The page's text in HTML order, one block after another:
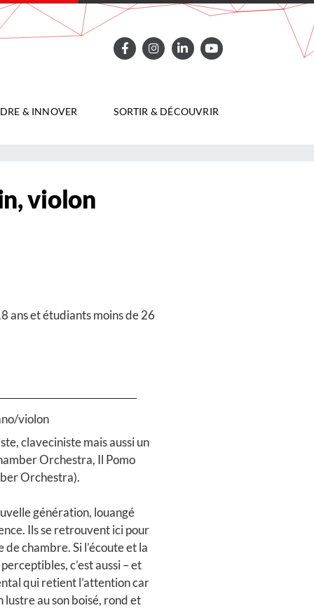
& INNOVER SORTIR & DÉCOUVRIR
violon
ans et étudiants moins de 26
violon
claveciniste mais aussi un
Orchestra, Il Pomo
Orchestra).
génération, louangé
Ils se retrouvent ici pour
chambre. Si l’écoute et la
c’est aussi – et
qui retient l’attention car
au son boisé, rond et